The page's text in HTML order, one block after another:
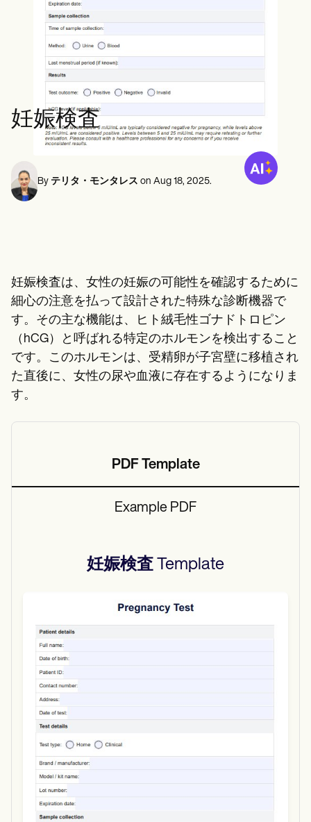
作業療法士
Resources
リソースガイド
比較
アプリガイド
[テンプレート]
ICD コード
スーパービルテンプレート
SOAP ノートテンプレート
治療計画テンプレート
Demos
Training Hub
Webinars
Switch to Carepatron
Become a Partner
Pricing
Why Carepatron?
Login
Get started
妊娠検査
By テリタ・モンタレス on Aug 18, 2025.
妊娠検査は、女性の妊娠の可能性を確認するために
細心の注意を払って設計された特殊な診断機器で
す。その主な機能は、ヒト絨毛性ゴナドトロピン
（hCG）と呼ばれる特定のホルモンを検出すること
です。このホルモンは、受精卵が子宮壁に移植され
た直後に、女性の尿や血液に存在するようになりま
す。
PDF Template
Example PDF
妊娠検査 Template